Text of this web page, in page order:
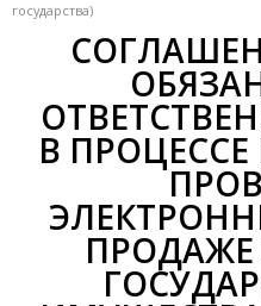
государства)
В